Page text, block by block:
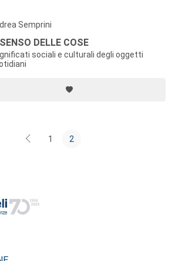
Semprini
SENSO DELLE COSE
sociali e culturali degli oggetti
1 2